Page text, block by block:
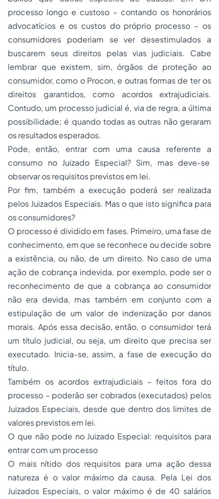
processo longo e custoso – contando os honorários
advocatícios e os custos do próprio processo – os
consumidores poderiam se ver desestimulados a
buscarem seus direitos pelas vias judiciais. Cabe
lembrar que existem, sim, órgãos de proteção ao
consumidor, como o Procon, e outras formas de ter os
direitos garantidos, como acordos extrajudiciais.
Contudo, um processo judicial é, via de regra, a última
possibilidade; é quando todas as outras não geraram
os resultados esperados.
Pode, então, entrar com uma causa referente a
consumo no Juizado Especial? Sim, mas deve-se
observar os requisitos previstos em lei.
Por fim, também a execução poderá ser realizada
pelos Juizados Especiais. Mas o que isto significa para
os consumidores?
O processo é dividido em fases. Primeiro, uma fase de
conhecimento, em que se reconhece ou decide sobre
a existência, ou não, de um direito. No caso de uma
ação de cobrança indevida, por exemplo, pode ser o
reconhecimento de que a cobrança ao consumidor
não era devida, mas também em conjunto com a
estipulação de um valor de indenização por danos
morais. Após essa decisão, então, o consumidor terá
um título judicial, ou seja, um direito que precisa ser
executado. Inicia-se, assim, a fase de execução do
título.
Também os acordos extrajudiciais – feitos fora do
processo – poderão ser cobrados (executados) pelos
Juizados Especiais, desde que dentro dos limites de
valores previstos em lei.
O que não pode no Juizado Especial: requisitos para
entrar com um processo
O mais nítido dos requisitos para uma ação dessa
natureza é o valor máximo da causa. Pela Lei dos
Juizados Especiais, o valor máximo é de 40 salários